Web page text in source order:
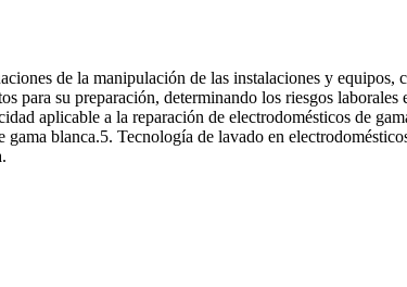
de la manipulación de las instalaciones y equipos,
para su preparación, determinando los riesgos
aplicable a la reparación de electrodomésticos de
blanca.5. Tecnología de lavado en